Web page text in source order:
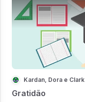
Kardan, Dora e Clark
Gratidão